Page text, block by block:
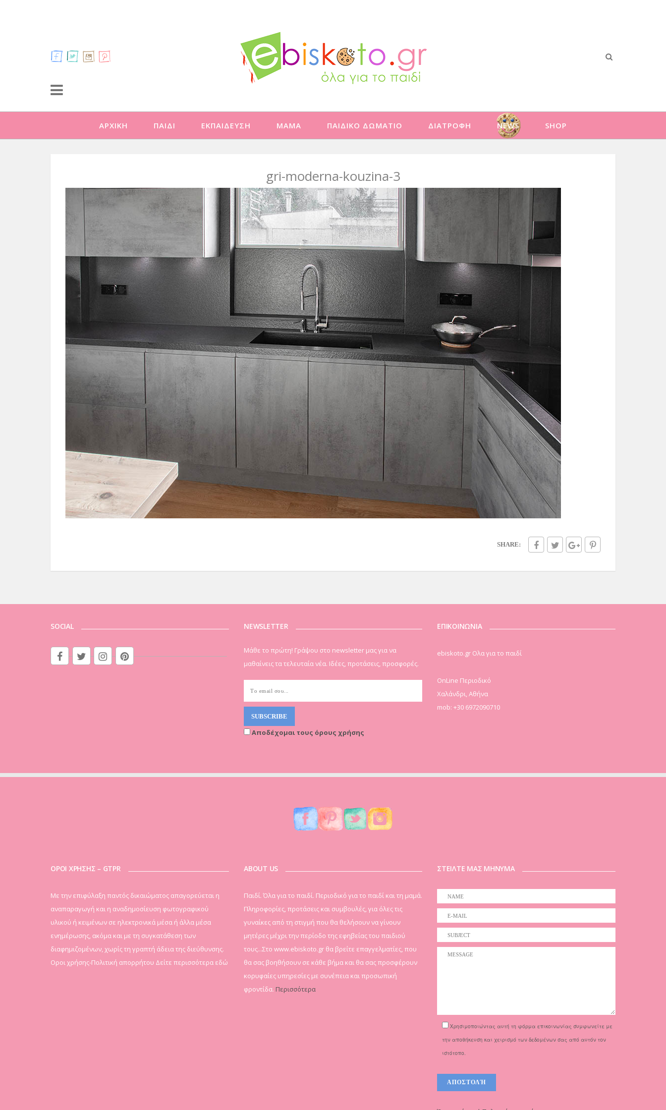
ΑΡΧΙΚΗ ΠΑΙΔΙ ΕΚΠΑΙΔΕΥΣΗ ΜΑΜΑ ΠΑΙΔΙΚΟ ΔΩΜΑΤΙΟ ΔΙΑΤΡΟΦΗ NEWS SHOP
gri-moderna-kouzina-3
SHARE:
SOCIAL NEWSLETTER
Μάθε το πρώτη! Γράψου στο newsletter μας για να
μαθαίνεις τα τελευταία νέα. Ιδέες, προτάσεις, προσφορές.
Αποδέχομαι τους όρους χρήσης
ΕΠΙΚΟΙΝΩΝΙΑ
ebiskoto.gr Ολα για το παιδί
OnLine Περιοδικό
Χαλάνδρι, Αθήνα
mob: +30 6972090710
ΟΡΟΙ ΧΡΗΣΗΣ – GTPR
Mε την επιφύλαξη παντός δικαιώματος απαγορεύεται η
αναπαραγωγή και η αναδημοσίευση φωτογραφικού
υλικού ή κειμένων σε ηλεκτρονικά μέσα ή άλλα μέσα
ενημέρωσης, ακόμα και με τη συγκατάθεση των
διαφημιζομένων, χωρίς τη γραπτή άδεια της διεύθυνσης.
Οροι χρήσης-Πολιτική απορρήτου Δείτε περισσότερα εδώ
ABOUT US
Παιδί. Όλα για το παιδί. Περιοδικό για το παιδί και τη μαμά.
Πληροφορίες, προτάσεις και συμβουλές, για όλες τις
γυναίκες από τη στιγμή που θα θελήσουν να γίνουν
μητέρες μέχρι την περίοδο της εφηβείας του παιδιού
τους...Στο www.ebiskoto.gr θα βρείτε επαγγελματίες, που
θα σας βοηθήσουν σε κάθε βήμα και θα σας προσφέρουν
κορυφαίες υπηρεσίες με συνέπεια και προσωπική
φροντίδα. Περισσότερα
ΣΤΕΙΛΤΕ ΜΑΣ ΜΗΝΥΜΑ
Χρησιμοποιώντας αυτή τη φόρμα επικοινωνίας συμφωνείτε με
την αποθήκευση και χειρισμό των δεδομένων σας από αυτόν τον
ιστότοπο.